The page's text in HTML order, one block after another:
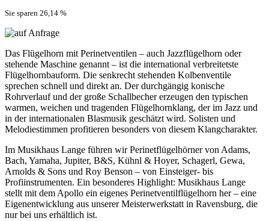
Sie sparen 26,14 %
Das Flügelhorn mit Perinetventilen – auch Jazzflügelhorn oder
stehende Maschine genannt – ist die international verbreitetste
Flügelhornbauform. Die senkrecht stehenden Kolbenventile
sprechen schnell und direkt an. Der durchgängig konische
Rohrverlauf und der große Schallbecher erzeugen den typischen
warmen, weichen und tragenden Flügelhornklang, der im Jazz und
in der internationalen Blasmusik geschätzt wird. Solisten und
Melodiestimmen profitieren besonders von diesem Klangcharakter.
Im Musikhaus Lange führen wir Perinetflügelhörner von Adams,
Bach, Yamaha, Jupiter, B&S, Kühnl & Hoyer, Schagerl, Gewa,
Arnolds & Sons und Roy Benson – von Einsteiger- bis
Profiinstrumenten. Ein besonderes Highlight: Musikhaus Lange
stellt mit dem Apollo ein eigenes Perinetventilflügelhorn her – eine
Eigenentwicklung aus unserer Meisterwerkstatt in Ravensburg, die
nur bei uns erhältlich ist.